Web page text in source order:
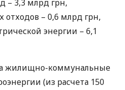
– 3,3 млрд грн,
отходов – 0,6 млрд грн,
энергии – 6,1
жилищно-коммунальные
(из расчета 150